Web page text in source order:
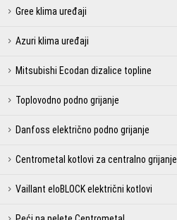
Gree klima uređaji
Azuri klima uređaji
Mitsubishi Ecodan dizalice topline
Toplovodno podno grijanje
Danfoss električno podno grijanje
Centrometal kotlovi za centralno grijanje
Vaillant eloBLOCK električni kotlovi